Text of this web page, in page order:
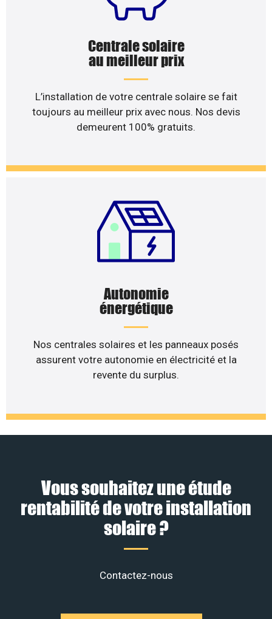
Centrale solaire
au meilleur prix
L’installation de votre centrale solaire se fait
toujours au meilleur prix avec nous. Nos devis
demeurent 100% gratuits.
Autonomie
énergétique
Nos centrales solaires et les panneaux posés
assurent votre autonomie en électricité et la
revente du surplus.
Vous souhaitez une étude
rentabilité de votre installation
solaire ?
Contactez-nous